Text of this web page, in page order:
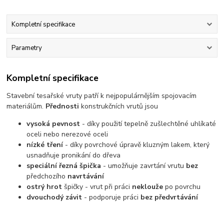
Kompletní specifikace
Parametry
Kompletní specifikace
Stavební tesařské vruty patří k nejpopulárnějším spojovacím
materiálům. Přednosti konstrukčních vrutů jsou
vysoká pevnost - díky použití tepelně zušlechtěné uhlíkaté
oceli nebo nerezové oceli
nízké tření- díky povrchové úpravě kluzným lakem, který
usnadňuje pronikání do dřeva
speciální řezná špička - umožňuje zavrtání vrutu bez
předchozího navrtávání
ostrý hrot špičky - vrut při práci nekloužepo povrchu
dvouchodý závit - podporuje práci bez předvrtávání